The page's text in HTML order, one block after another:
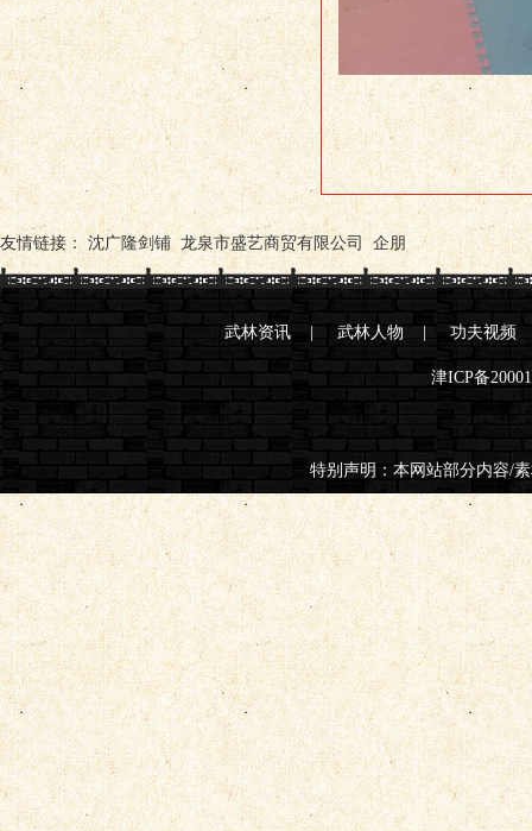
友情链接： 沈广隆剑铺 龙泉市盛艺商贸有限公司 企朋
武林资讯 |武林人物 |功夫视频
津ICP备
特别声明：本网站部分内容/